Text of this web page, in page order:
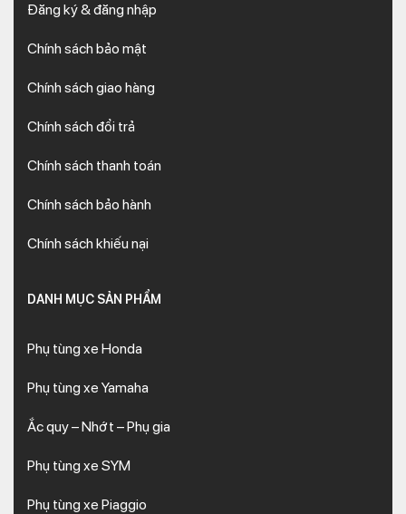
Đăng ký & đăng nhập
Chính sách bảo mật
Chính sách giao hàng
Chính sách đổi trả
Chính sách thanh toán
Chính sách bảo hành
Chính sách khiếu nại
DANH MỤC SẢN PHẨM
Phụ tùng xe Honda
Phụ tùng xe Yamaha
Ắc quy – Nhớt – Phụ gia
Phụ tùng xe SYM
Phụ tùng xe Piaggio